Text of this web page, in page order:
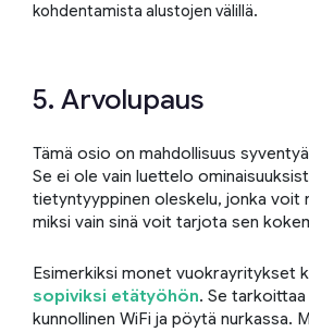
kohdentamista alustojen välillä.
5. Arvolupaus
Tämä osio on mahdollisuus
Se ei ole vain luettelo
tietyntyyppinen oleskelu, jonka voit
miksi vain sinä voit tarjota sen
Esimerkiksi monet vuokrayritykset
sopiviksi etätyöhön. Se
kunnollinen WiFi ja pöytä nurkassa.